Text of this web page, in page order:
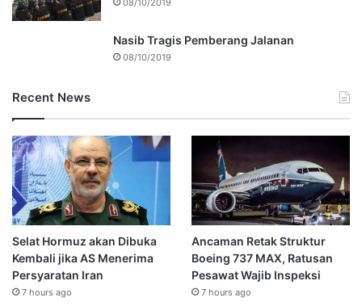
Nasib Tragis Pemberang Jalanan
08/10/2019
Recent News
Selat Hormuz akan Dibuka
Kembali jika AS Menerima
Persyaratan Iran
7 hours ago
Ancaman Retak Struktur
Boeing 737 MAX, Ratusan
Pesawat Wajib Inspeksi
7 hours ago